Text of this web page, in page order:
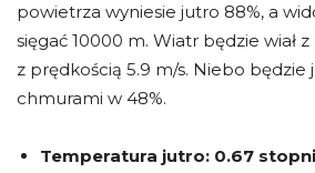
powietrza wyniesie jutro 88%, a
sięgać 10000 m. Wiatr będzie wiał
z prędkością 5.9 m/s. Niebo
chmurami w 48%.
Temperatura jutro: 0.67 stopni